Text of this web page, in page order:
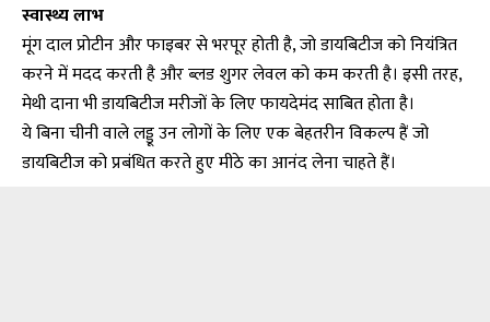
स्वास्थ्य लाभ
मूंग दाल प्रोटीन और फाइबर से भरपूर होती है, जो डायबिटीज को नियंत्रित
करने में मदद करती है और ब्लड शुगर लेवल को कम करती है। इसी तरह,
मेथी दाना भी डायबिटीज मरीजों के लिए फायदेमंद साबित होता है।
ये बिना चीनी वाले लड्डू उन लोगों के लिए एक बेहतरीन विकल्प हैं जो
डायबिटीज को प्रबंधित करते हुए मीठे का आनंद लेना चाहते हैं।